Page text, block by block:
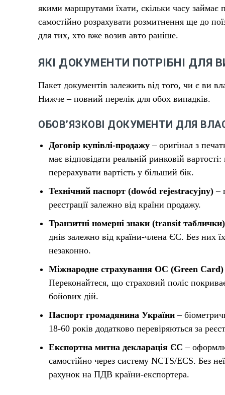
якими маршрутами їхати, скільки часу займає
самостійно розрахувати розмитнення ще до
для тих, хто вже возив авто раніше.
ЯКІ ДОКУМЕНТИ ПОТРІБНІ ДЛЯ
Пакет документів залежить від того, чи є ви
Нижче – повний перелік для обох випадків.
ОБОВ’ЯЗКОВІ ДОКУМЕНТИ ДЛЯ
Договір купівлі-продажу – оригінал з
має відповідати реальній ринковій
перерахувати вартість у більший бік.
Технічний паспорт (dowód rejestracyjny) –
реєстрації залежно від країни продажу.
Транзитні номерні знаки (transit таблички)
днів залежно від країни-члена ЄС. Без них
незаконно.
Міжнародне страхування OC (Green Card)
Переконайтеся, що страховий поліс
бойових дій.
Паспорт громадянина України –
18-60 років додатково перевіряються за
Експортна митна декларація ЄС –
самостійно через систему NCTS/ECS. Без
рахунок на ПДВ країни-експортера.